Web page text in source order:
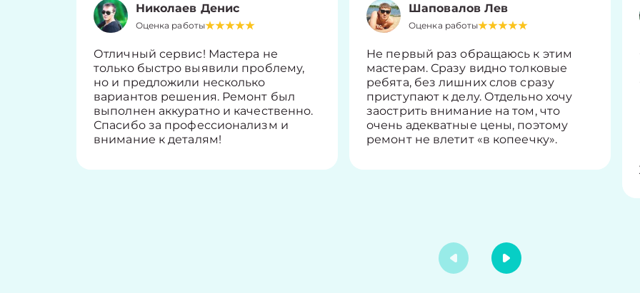
Николаев Денис
Оценка работы
Отличный сервис! Мастера не
только быстро выявили проблему,
но и предложили несколько
вариантов решения. Ремонт был
выполнен аккуратно и качественно.
Спасибо за профессионализм и
внимание к деталям!
Шаповалов Лев
Оценка работы
Не первый раз обращаюсь к этим
мастерам. Сразу видно толковые
ребята, без лишних слов сразу
приступают к делу. Отдельно хочу
заострить внимание на том, что
очень адекватные цены, поэтому
ремонт не влетит «в копеечку».